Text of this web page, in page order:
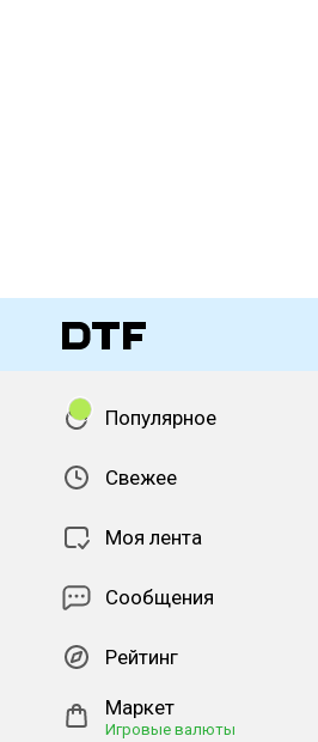
Популярное
Свежее
Моя лента
Сообщения
Рейтинг
Маркет
Игровые валюты